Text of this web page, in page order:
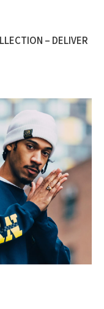
– DELIVER